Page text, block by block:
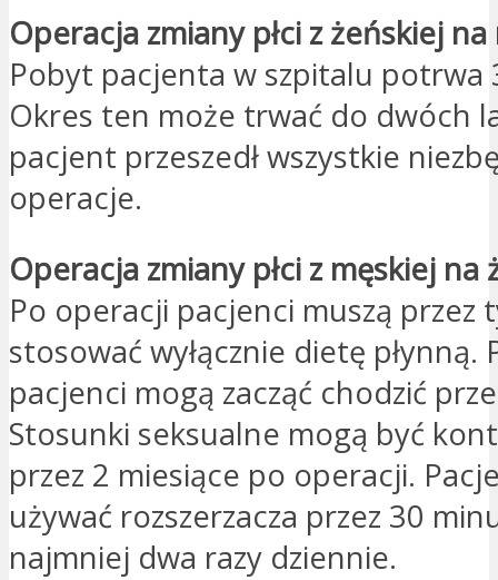
Operacja zmiany płci z żeńskiej na
Pobyt pacjenta w szpitalu potrwa
Okres ten może trwać do dwóch
pacjent przeszedł wszystkie
operacje.
Operacja zmiany płci z męskiej na
Po operacji pacjenci muszą przez
stosować wyłącznie dietę
pacjenci mogą zacząć chodzić
Stosunki seksualne mogą być
przez 2 miesiące po operacji.
używać rozszerzacza przez 30
najmniej dwa razy dziennie.